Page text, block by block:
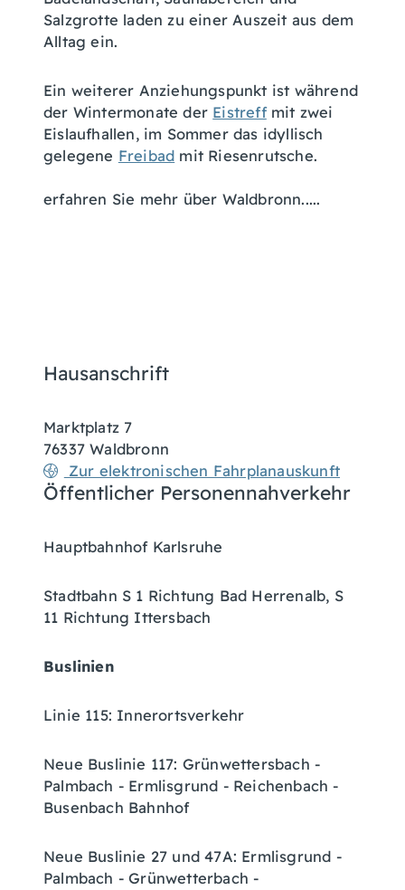
Salzgrotte laden zu einer Auszeit aus dem
Alltag ein.
Ein weiterer Anziehungspunkt ist während
der Wintermonate der Eistreffmit zwei
Eislaufhallen, im Sommer das idyllisch
gelegene Freibad mit Riesenrutsche.
erfahren Sie mehr über Waldbronn.....
Hausanschrift
Marktplatz 7
76337 Waldbronn
Zur elektronischen Fahrplanauskunft
Öffentlicher Personennahverkehr
Hauptbahnhof Karlsruhe
Stadtbahn S 1 Richtung Bad Herrenalb, S
11 Richtung Ittersbach
Buslinien
Linie 115: Innerortsverkehr
Neue Buslinie 117: Grünwettersbach -
Palmbach - Ermlisgrund - Reichenbach -
Busenbach Bahnhof
Neue Buslinie 27 und 47A: Ermlisgrund -
Palmbach - Grünwetterbach -